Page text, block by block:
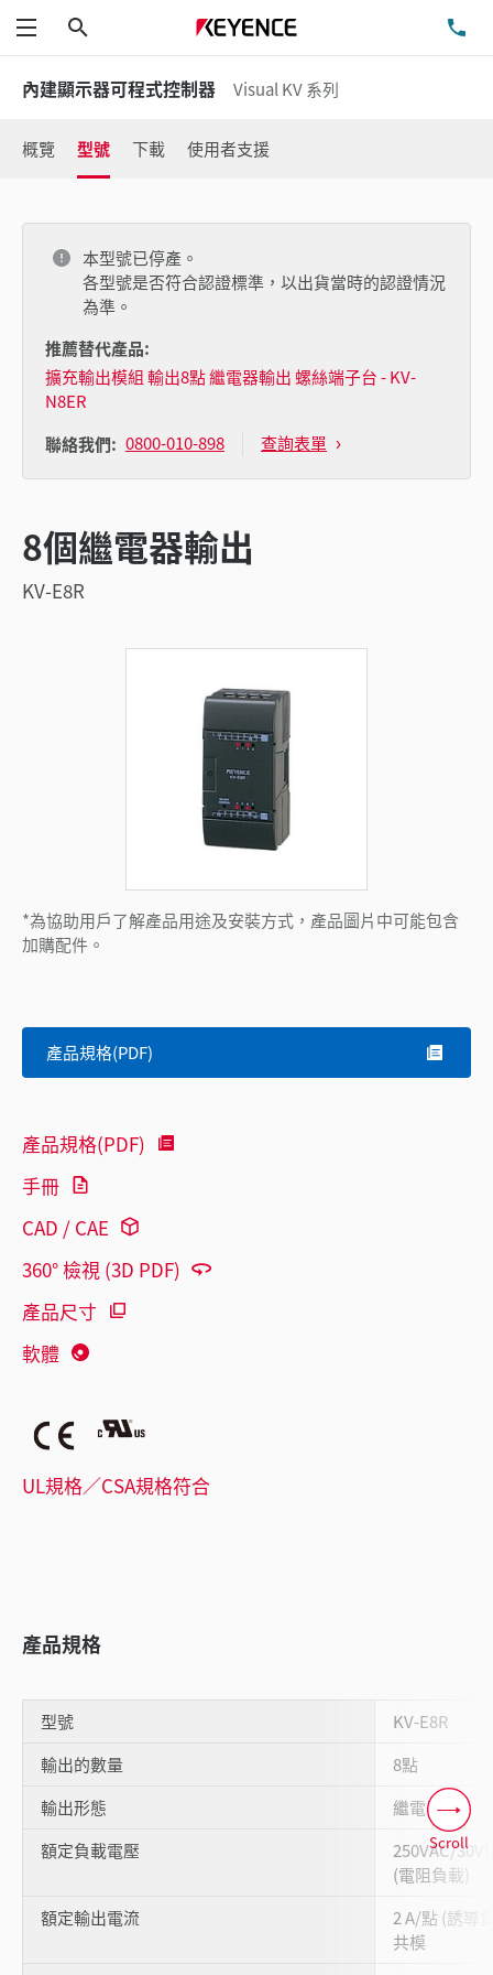
功能表
內建顯示器可程式控制器 Visual KV 系列
概覽 型號 下載 使用者支援
本型號已停產。
各型號是否符合認證標準，以出貨當時的認證情況
為準。
推薦替代產品:
擴充輸出模組 輸出8點 繼電器輸出 螺絲端子台 - KV-
N8ER
聯絡我們: 0800-010-898 查詢表單
8個繼電器輸出
KV-E8R
*為協助用戶了解產品用途及安裝方式，產品圖片中可能包含
加購配件。
產品規格(PDF)
產品規格(PDF)
手冊
CAD / CAE
360° 檢視 (3D PDF)
產品尺寸
軟體
UL規格／CSA規格符合
產品規格
型號
KV-E8R
輸出的數量
8點
輸出形態
繼電器
額定負載電壓
250VAC/
(電阻負載)
額定輸出電流
2 A/點 (誘導
共模
Scroll